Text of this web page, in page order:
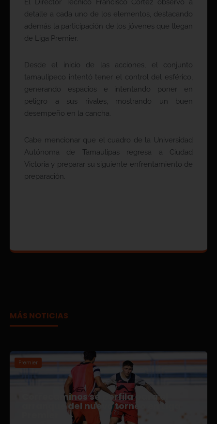
El Director Técnico Francisco Cortéz observó a
detalle a cada uno de los elementos, destacando
además la participación de los jóvenes que llegan
de Liga Premier.
Desde el inicio de las acciones, el conjunto
tamaulipeco intentó tener el control del esférico,
generando espacios e intentando poner en
peligro a sus rivales, mostrando un buen
desempeño en la cancha.
Cabe mencionar que el cuadro de la Universidad
Autónoma de Tamaulipas regresa a Ciudad
Victoria y preparar su siguiente enfrentamiento de
preparación.
MÁS NOTICIAS
Premier
Correcaminos se perfila para el
arranque del nuevo torneo en Liga